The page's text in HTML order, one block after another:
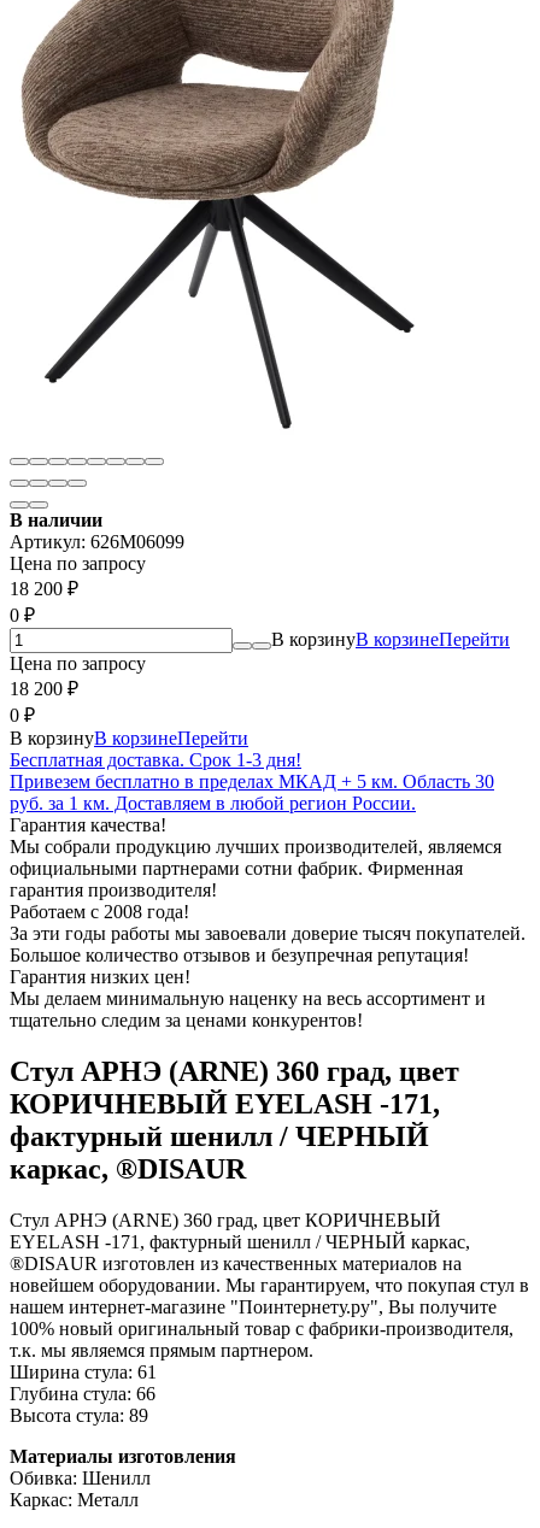
В наличии
Артикул: 626M06099
Цена по запросу
18 200 ₽
0 ₽
В корзинуВ корзинеПерейти
Цена по запросу
18 200 ₽
0 ₽
В корзинуВ корзинеПерейти
Бесплатная доставка. Срок 1-3 дня!
Привезем бесплатно в пределах МКАД + 5 км. Область 30
руб. за 1 км. Доставляем в любой регион России.
Гарантия качества!
Мы собрали продукцию лучших производителей, являемся
официальными партнерами сотни фабрик. Фирменная
гарантия производителя!
Работаем с 2008 года!
За эти годы работы мы завоевали доверие тысяч покупателей.
Большое количество отзывов и безупречная репутация!
Гарантия низких цен!
Мы делаем минимальную наценку на весь ассортимент и
тщательно следим за ценами конкурентов!
Стул АРНЭ (ARNE) 360 град, цвет
КОРИЧНЕВЫЙ EYELASH -171,
фактурный шенилл / ЧЕРНЫЙ
каркас, ®DISAUR
Стул АРНЭ (ARNE) 360 град, цвет КОРИЧНЕВЫЙ
EYELASH -171, фактурный шенилл / ЧЕРНЫЙ каркас,
®DISAUR изготовлен из качественных материалов на
новейшем оборудовании. Мы гарантируем, что покупая стул в
нашем интернет-магазине "Поинтернету.ру", Вы получите
100% новый оригинальный товар с фабрики-производителя,
т.к. мы являемся прямым партнером.
Ширина стула: 61
Глубина стула: 66
Высота стула: 89
Материалы изготовления
Обивка: Шенилл
Каркас: Металл